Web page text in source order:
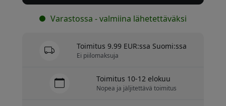
Varastossa - valmiina lähetettäväksi
Toimitus 9.99 EUR:ssa Suomi:ssa
Ei piilomaksuja
Toimitus 10-12 elokuu
Nopea ja jäljitettävä toimitus